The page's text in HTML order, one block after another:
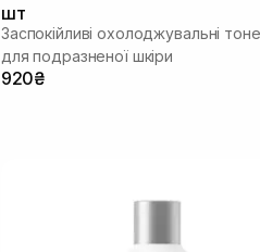
шт
Заспокійливі охолоджувальні
для подразненої шкіри
920₴